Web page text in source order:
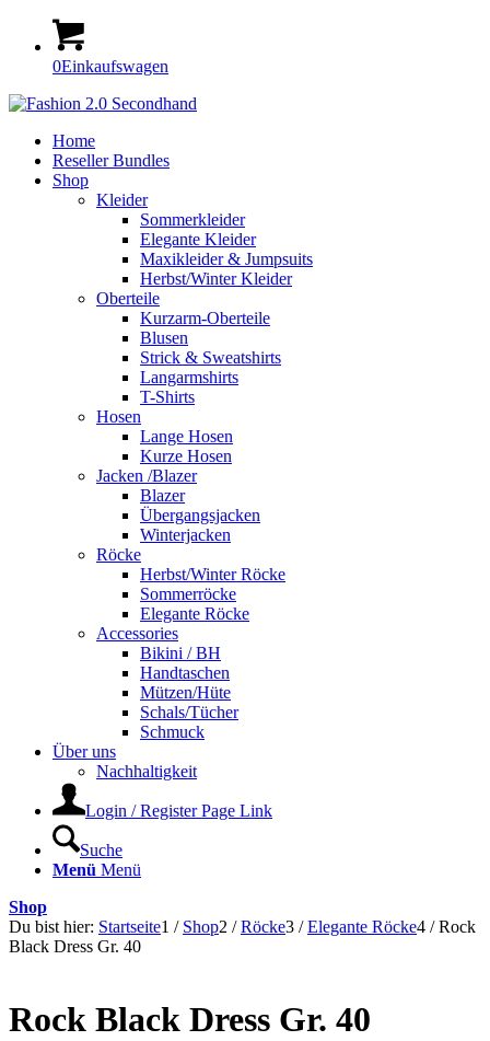
0Einkaufswagen
Home
Reseller Bundles
Shop
Kleider
Sommerkleider
Elegante Kleider
Maxikleider & Jumpsuits
Herbst/Winter Kleider
Oberteile
Kurzarm-Oberteile
Blusen
Strick & Sweatshirts
Langarmshirts
T-Shirts
Hosen
Lange Hosen
Kurze Hosen
Jacken /Blazer
Blazer
Übergangsjacken
Winterjacken
Röcke
Herbst/Winter Röcke
Sommerröcke
Elegante Röcke
Accessories
Bikini / BH
Handtaschen
Mützen/Hüte
Schals/Tücher
Schmuck
Über uns
Nachhaltigkeit
Login / Register Page Link
Suche
Menü Menü
Shop
Du bist hier: Startseite1 / Shop2 / Röcke3 / Elegante Röcke4 / Rock
Black Dress Gr. 40
Rock Black Dress Gr. 40